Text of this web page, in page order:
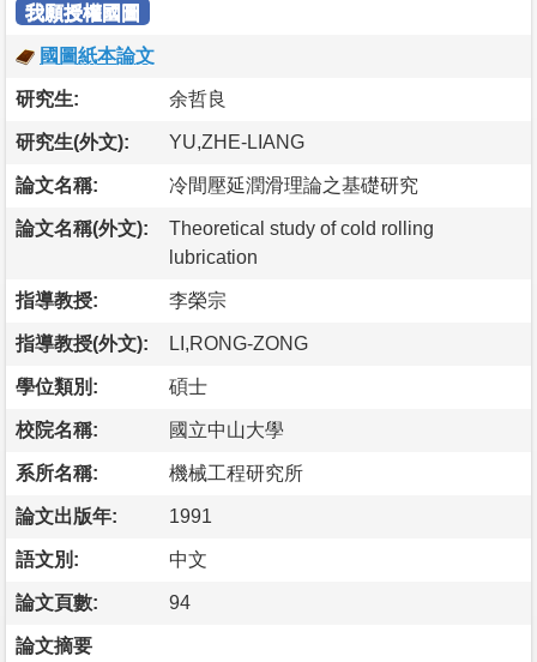
我願授權國圖
國圖紙本論文
研究生: 余哲良
研究生(外文): YU,ZHE-LIANG
論文名稱: 冷間壓延潤滑理論之基礎研究
論文名稱(外文):
Theoretical study of cold rolling
lubrication
指導教授: 李榮宗
指導教授(外文): LI,RONG-ZONG
學位類別: 碩士
校院名稱: 國立中山大學
系所名稱: 機械工程研究所
論文出版年: 1991
語文別: 中文
論文頁數: 94
論文摘要